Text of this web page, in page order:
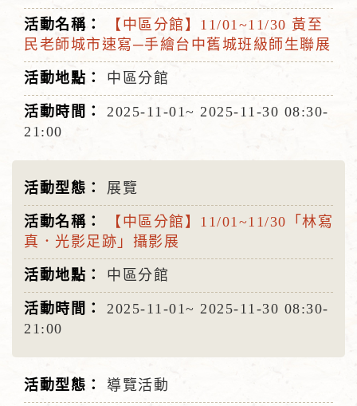
【中區分館】11/01~11/30 黃至
民老師城市速寫─手繪台中舊城班級師生聯展
中區分館
2025-11-01~ 2025-11-30 08:30-
21:00
展覽
【中區分館】11/01~11/30「林寫
真．光影足跡」攝影展
中區分館
2025-11-01~ 2025-11-30 08:30-
21:00
導覽活動